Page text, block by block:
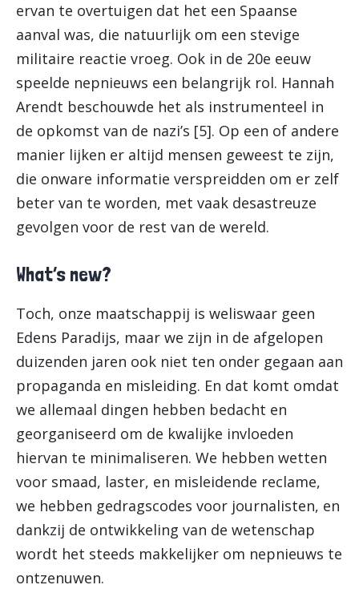
ervan te overtuigen dat het een Spaanse
aanval was, die natuurlijk om een stevige
militaire reactie vroeg. Ook in de 20e eeuw
speelde nepnieuws een belangrijk rol. Hannah
Arendt beschouwde het als instrumenteel in
de opkomst van de nazi’s [5]. Op een of andere
manier lijken er altijd mensen geweest te zijn,
die onware informatie verspreidden om er zelf
beter van te worden, met vaak desastreuze
gevolgen voor de rest van de wereld.
What’s new?
Toch, onze maatschappij is weliswaar geen
Edens Paradijs, maar we zijn in de afgelopen
duizenden jaren ook niet ten onder gegaan aan
propaganda en misleiding. En dat komt omdat
we allemaal dingen hebben bedacht en
georganiseerd om de kwalijke invloeden
hiervan te minimaliseren. We hebben wetten
voor smaad, laster, en misleidende reclame,
we hebben gedragscodes voor journalisten, en
dankzij de ontwikkeling van de wetenschap
wordt het steeds makkelijker om nepnieuws te
ontzenuwen.